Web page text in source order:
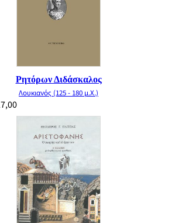
Ρητόρων Διδάσκαλος
Λουκιανός (125 - 180 μ.Χ.)